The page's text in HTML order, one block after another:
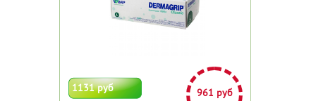
1131 руб 961 руб